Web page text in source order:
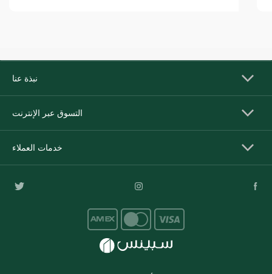
نبذة عنا
التسوق عبر الإنترنت
خدمات العملاء